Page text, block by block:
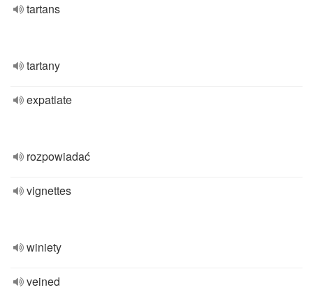
tartans
tartany
expatiate
rozpowiadać
vignettes
winiety
veined